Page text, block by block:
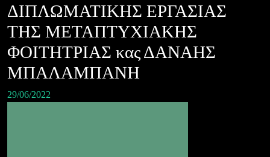
ΔΙΠΛΩΜΑΤΙΚΗΣ ΕΡΓΑΣΙΑΣ
ΤΗΣ ΜΕΤΑΠΤΥΧΙΑΚΗΣ
ΦΟΙΤΗΤΡΙΑΣ κας ΔΑΝΑΗΣ
ΜΠΑΛΑΜΠΑΝΗ
29/06/2022